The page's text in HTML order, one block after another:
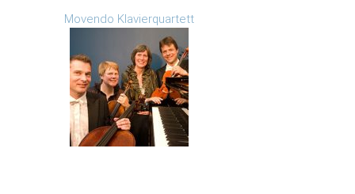
Movendo Klavierquartett